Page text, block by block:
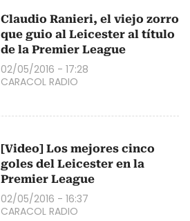
Claudio Ranieri, el viejo zorro
que guio al Leicester al título
de la Premier League
02/05/2016 - 17:28
CARACOL RADIO
[Video] Los mejores cinco
goles del Leicester en la
Premier League
02/05/2016 - 16:37
CARACOL RADIO